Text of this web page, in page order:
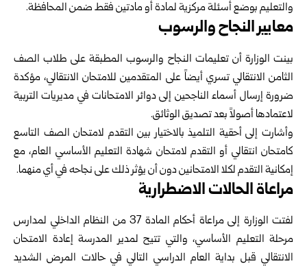
والتعليم بوضع أسئلة مركزية لمادة أو مادتين فقط ضمن المحافظة.
معايير النجاح والرسوب
بينت الوزارة أن تعليمات النجاح والرسوب المطبقة على طلاب الصف
الثامن الانتقالي تسري أيضاً على المتقدمين للامتحان الانتقالي، مؤكدة
ضرورة إرسال أسماء الناجحين إلى دوائر الامتحانات في مديريات التربية
لاعتمادها أصولاً بعد تصديق الوثائق.
وأشارت إلى أحقية التلميذ بالاختيار بين التقدم لامتحان الصف التاسع
كامتحان انتقالي أو التقدم لامتحان شهادة التعليم الأساسي العام، مع
إمكانية التقدم لكلا الامتحانين دون أن يؤثر ذلك على نجاحه في أي منهما.
مراعاة الحالات الاضطرارية
لفتت الوزارة إلى مراعاة أحكام المادة 37 من النظام الداخلي لمدارس
مرحلة التعليم الأساسي، والتي تتيح لمدير المدرسة إعادة الامتحان
الانتقالي قبل بداية العام الدراسي التالي في حالات المرض الشديد